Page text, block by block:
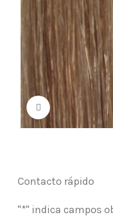
Click para
Contacto rápido
"*" indica campos